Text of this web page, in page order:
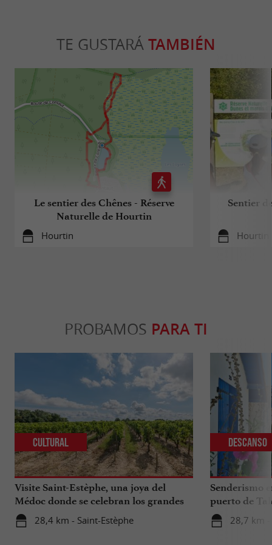
TE GUSTARÁ TAMBIÉN
Le sentier des Chênes - Réserve
Naturelle de Hourtin
Hourtin
Sentier
Hourtin
PROBAMOS PARA TI
Visite Saint-Estèphe, una joya del
Médoc donde se celebran los grandes
vinos.
28,4 km - Saint-Estèphe
Cultural
Senderismo
puerto de
artesanos y
28,7 km -
Descanso